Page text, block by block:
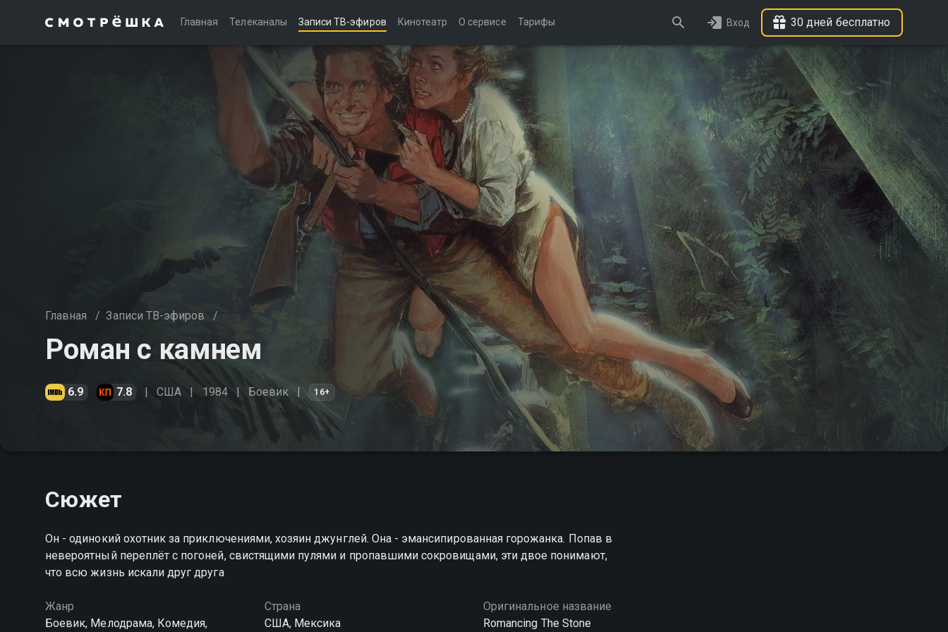
Главная Телеканалы Записи ТВ-эфиров Кинотеатр О сервисе Тарифы Вход 30 дней бесплатно
Главная / Записи ТВ-эфиров /
Роман с камнем
6.9 7.8 США 1984 Боевик 16+
Сюжет
Он - одинокий охотник за приключениями, хозяин джунглей. Она - эмансипированная горожанка. Попав в
невероятный переплёт с погоней, свистящими пулями и пропавшими сокровищами, эти двое понимают,
что всю жизнь искали друг друга
Жанр
Боевик, Мелодрама, Комедия,
Страна
США, Мексика
Оригинальное название
Romancing The Stone